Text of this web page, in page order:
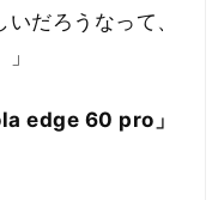
だろうなって、
edge 60 pro」